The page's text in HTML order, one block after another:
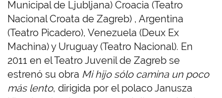
Municipal de Ljubljana) Croacia (Teatro
Nacional Croata de Zagreb) , Argentina
(Teatro Picadero), Venezuela (Deux Ex
Machina) y Uruguay (Teatro Nacional). En
2011 en el Teatro Juvenil de Zagreb se
estrenó su obra Mi hijo sólo camina un poco
más lento, dirigida por el polaco Janusza